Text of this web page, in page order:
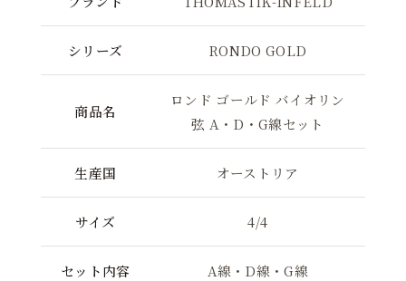
シリーズ RONDO GOLD
商品名
ロンド ゴールド バイオリン
弦 A・D・G線セット
生産国 オーストリア
サイズ 4/4
セット内容 A線・D線・G線